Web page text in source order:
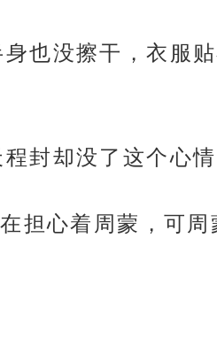
也没擦干，衣服
封却没了这个心情
心着周蒙，可周